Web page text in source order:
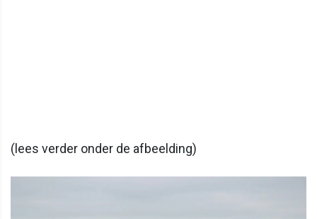
(lees verder onder de afbeelding)